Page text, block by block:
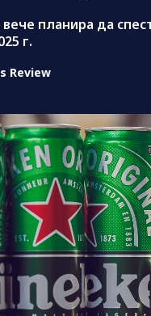
планира да
г.
Review